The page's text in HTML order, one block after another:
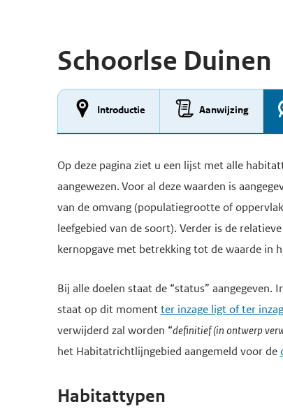
Schoorlse Duinen
Introductie Aanwijzing
Op deze pagina ziet u een lijst met alle
aangewezen. Voor al deze waarden is
van de omvang (populatiegrootte of
leefgebied van de soort). Verder is de
kernopgave met betrekking tot de waarde in
Bij alle doelen staat de “status” aangegeven.
staat op dit momentter inzage ligt of ter
verwijderd zal worden “definitief (in ontwerp
het Habitatrichtlijngebied aangemeld voor de
Habitattypen